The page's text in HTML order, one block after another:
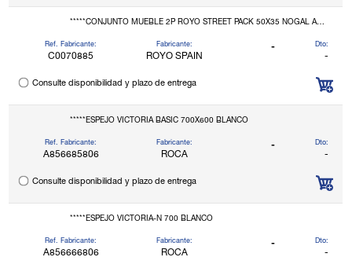
*****CONJUNTO MUEBLE 2P ROYO STREET PACK 50X35 NOGAL ARENADO
Ref. Fabricante:
C0070885
Fabricante:
ROYO SPAIN
- Dto:
-
Consulte disponibilidad y plazo de entrega
*****ESPEJO VICTORIA BASIC 700X600 BLANCO
Ref. Fabricante:
A856685806
Fabricante:
ROCA
- Dto:
-
Consulte disponibilidad y plazo de entrega
*****ESPEJO VICTORIA-N 700 BLANCO
Ref. Fabricante:
A856666806
Fabricante:
ROCA
- Dto:
-